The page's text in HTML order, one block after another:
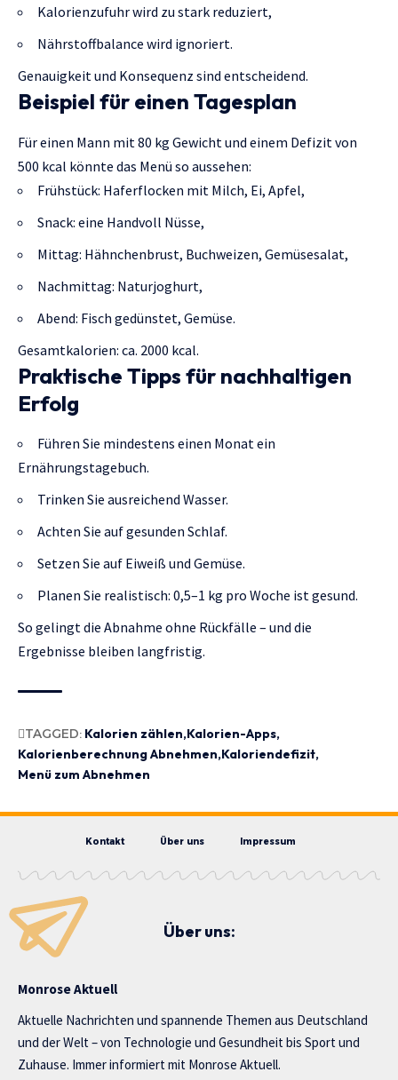
Kalorienzufuhr wird zu stark reduziert,
Nährstoffbalance wird ignoriert.
Genauigkeit und Konsequenz sind entscheidend.
Beispiel für einen Tagesplan
Für einen Mann mit 80 kg Gewicht und einem Defizit von
500 kcal könnte das Menü so aussehen:
Frühstück: Haferflocken mit Milch, Ei, Apfel,
Snack: eine Handvoll Nüsse,
Mittag: Hähnchenbrust, Buchweizen, Gemüsesalat,
Nachmittag: Naturjoghurt,
Abend: Fisch gedünstet, Gemüse.
Gesamtkalorien: ca. 2000 kcal.
Praktische Tipps für nachhaltigen
Erfolg
Führen Sie mindestens einen Monat ein
Ernährungstagebuch.
Trinken Sie ausreichend Wasser.
Achten Sie auf gesunden Schlaf.
Setzen Sie auf Eiweiß und Gemüse.
Planen Sie realistisch: 0,5–1 kg pro Woche ist gesund.
So gelingt die Abnahme ohne Rückfälle – und die
Ergebnisse bleiben langfristig.
TAGGED: Kalorien zählen Kalorien-Apps
Kalorienberechnung Abnehmen Kaloriendefizit
Menü zum Abnehmen
Kontakt Über uns Impressum
Über uns:
Monrose Aktuell
Aktuelle Nachrichten und spannende Themen aus Deutschland
und der Welt – von Technologie und Gesundheit bis Sport und
Zuhause. Immer informiert mit Monrose Aktuell.